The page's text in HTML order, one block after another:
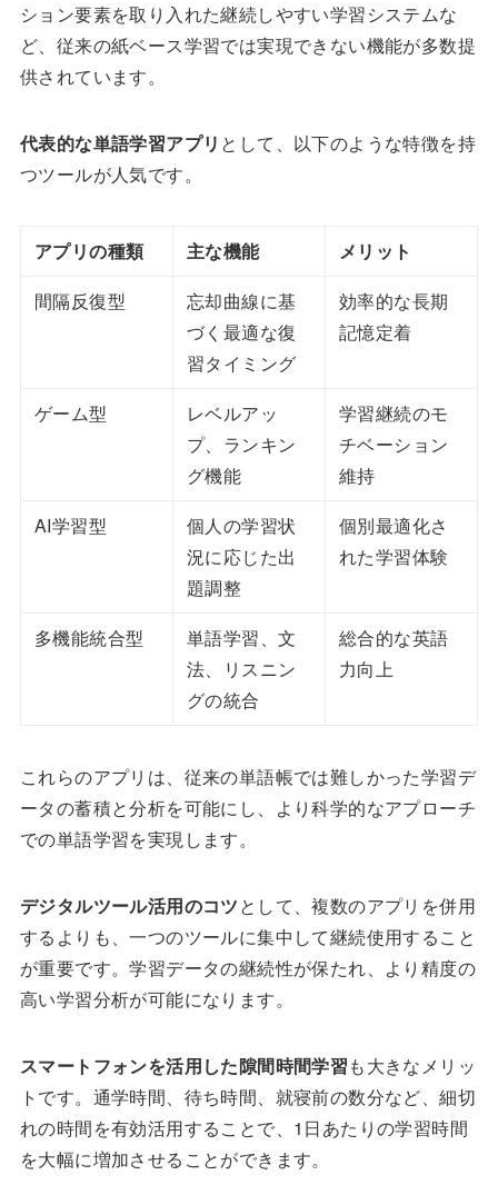
ション要素を取り入れた継続しやすい学習システムな
ど、従来の紙ベース学習では実現できない機能が多数提
供されています。
代表的な単語学習アプリ として、以下のような特徴を持
つツールが人気です。
アプリの種類 主な機能
メリット
間隔反復型
忘却曲線に基
づく最適な復
習タイミング
効率的な長期
記憶定着
ゲーム型
レベルアッ
プ、ランキン
グ機能
学習継続のモ
チベーション
維持
AI学習型
個人の学習状
況に応じた出
題調整
個別最適化さ
れた学習体験
多機能統合型
単語学習、文
法、リスニン
グの統合
総合的な英語
力向上
これらのアプリは、従来の単語帳では難しかった学習デ
ータの蓄積と分析を可能にし、より科学的なアプローチ
での単語学習を実現します。
デジタルツール活用のコツとして、複数のアプリを併用
するよりも、一つのツールに集中して継続使用すること
が重要です。学習データの継続性が保たれ、より精度の
高い学習分析が可能になります。
スマートフォンを活用した隙間時間学習も大きなメリッ
トです。通学時間、待ち時間、就寝前の数分など、細切
れの時間を有効活用することで、1日あたりの学習時間
を大幅に増加させることができます。